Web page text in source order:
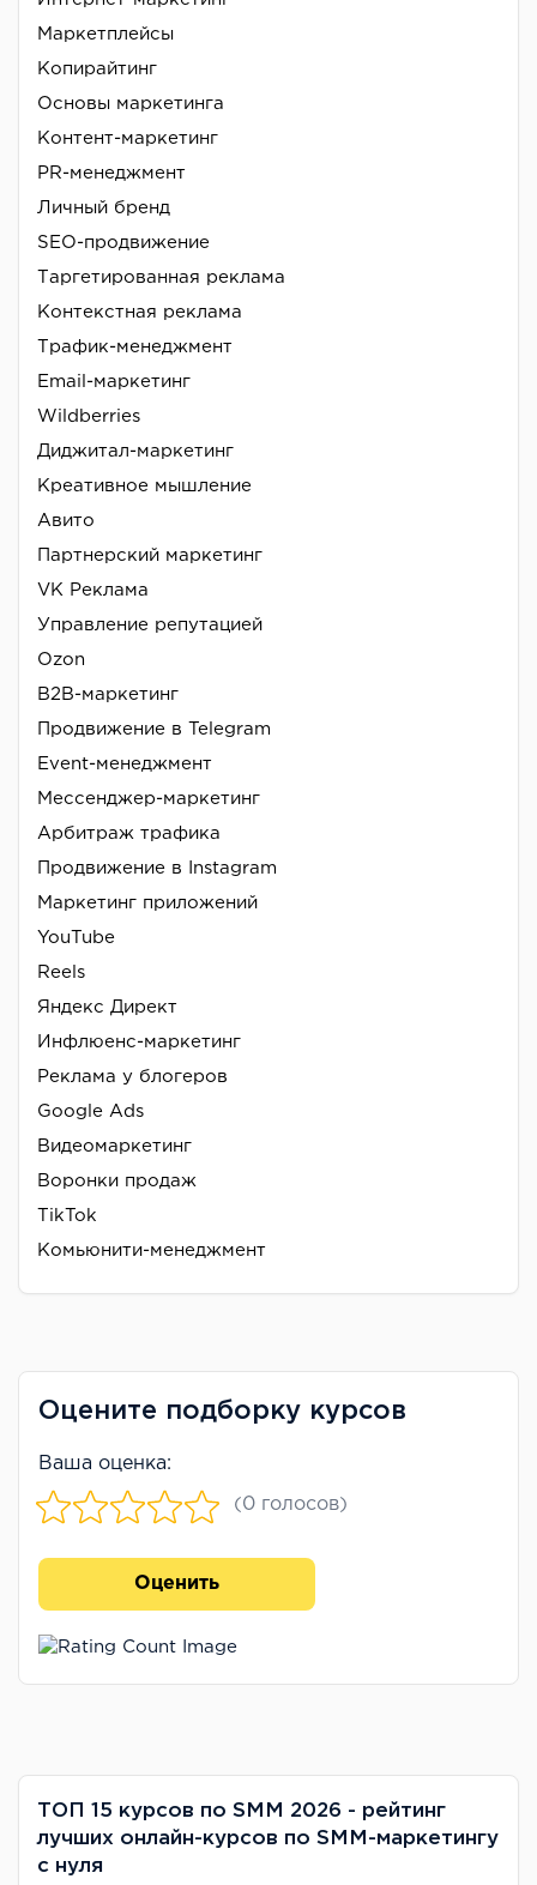
Маркетплейсы
Копирайтинг
Основы маркетинга
Контент-маркетинг
PR-менеджмент
Личный бренд
SEO-продвижение
Таргетированная реклама
Контекстная реклама
Трафик-менеджмент
Email-маркетинг
Wildberries
Диджитал-маркетинг
Креативное мышление
Авито
Партнерский маркетинг
VK Реклама
Управление репутацией
Ozon
B2B-маркетинг
Продвижение в Telegram
Event-менеджмент
Мессенджер-маркетинг
Арбитраж трафика
Продвижение в Instagram
Маркетинг приложений
YouTube
Reels
Яндекс Директ
Инфлюенс-маркетинг
Реклама у блогеров
Google Ads
Видеомаркетинг
Воронки продаж
TikTok
Комьюнити-менеджмент
Оцените подборку курсов
Ваша оценка:
(0 голосов)
Оценить
ТОП 15 курсов по SMM 2026 - рейтинг
лучших онлайн-курсов по SMM-маркетингу
с нуля